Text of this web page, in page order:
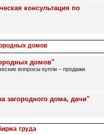
консультация по
домов
домов"
вопросы купли – продажи
загородного дома, дачи"
труда